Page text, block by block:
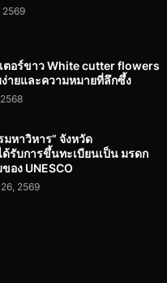
2569
ตอร์ขาว White cutter flowers
ง่ายและความหมายที่ลึกซึ้ง
หาวิหาร” จังหวัด
รับการขึ้นทะเบียนเป็น มรดก
อง UNESCO
2569